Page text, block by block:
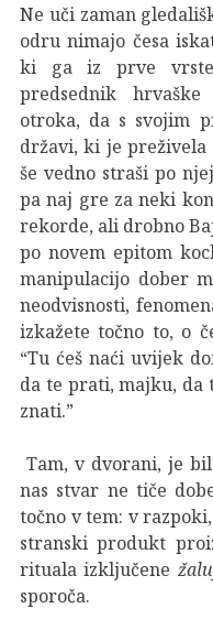
Ne uči zaman
odru nimajo česa
ki ga iz prve vrste
predsednik
otroka, da s svojim
državi, ki je
še vedno straši po
pa naj gre za neki
rekorde, ali drobno
po novem epitom
manipulacijo dober
neodvisnosti,
izkažete točno to, o
“Tu ćeš naći uvijek
da te prati, majku, da
znati.”
Tam, v dvorani, je
nas stvar ne tiče
točno v tem: v
stranski produkt
rituala izključene
sporoča.